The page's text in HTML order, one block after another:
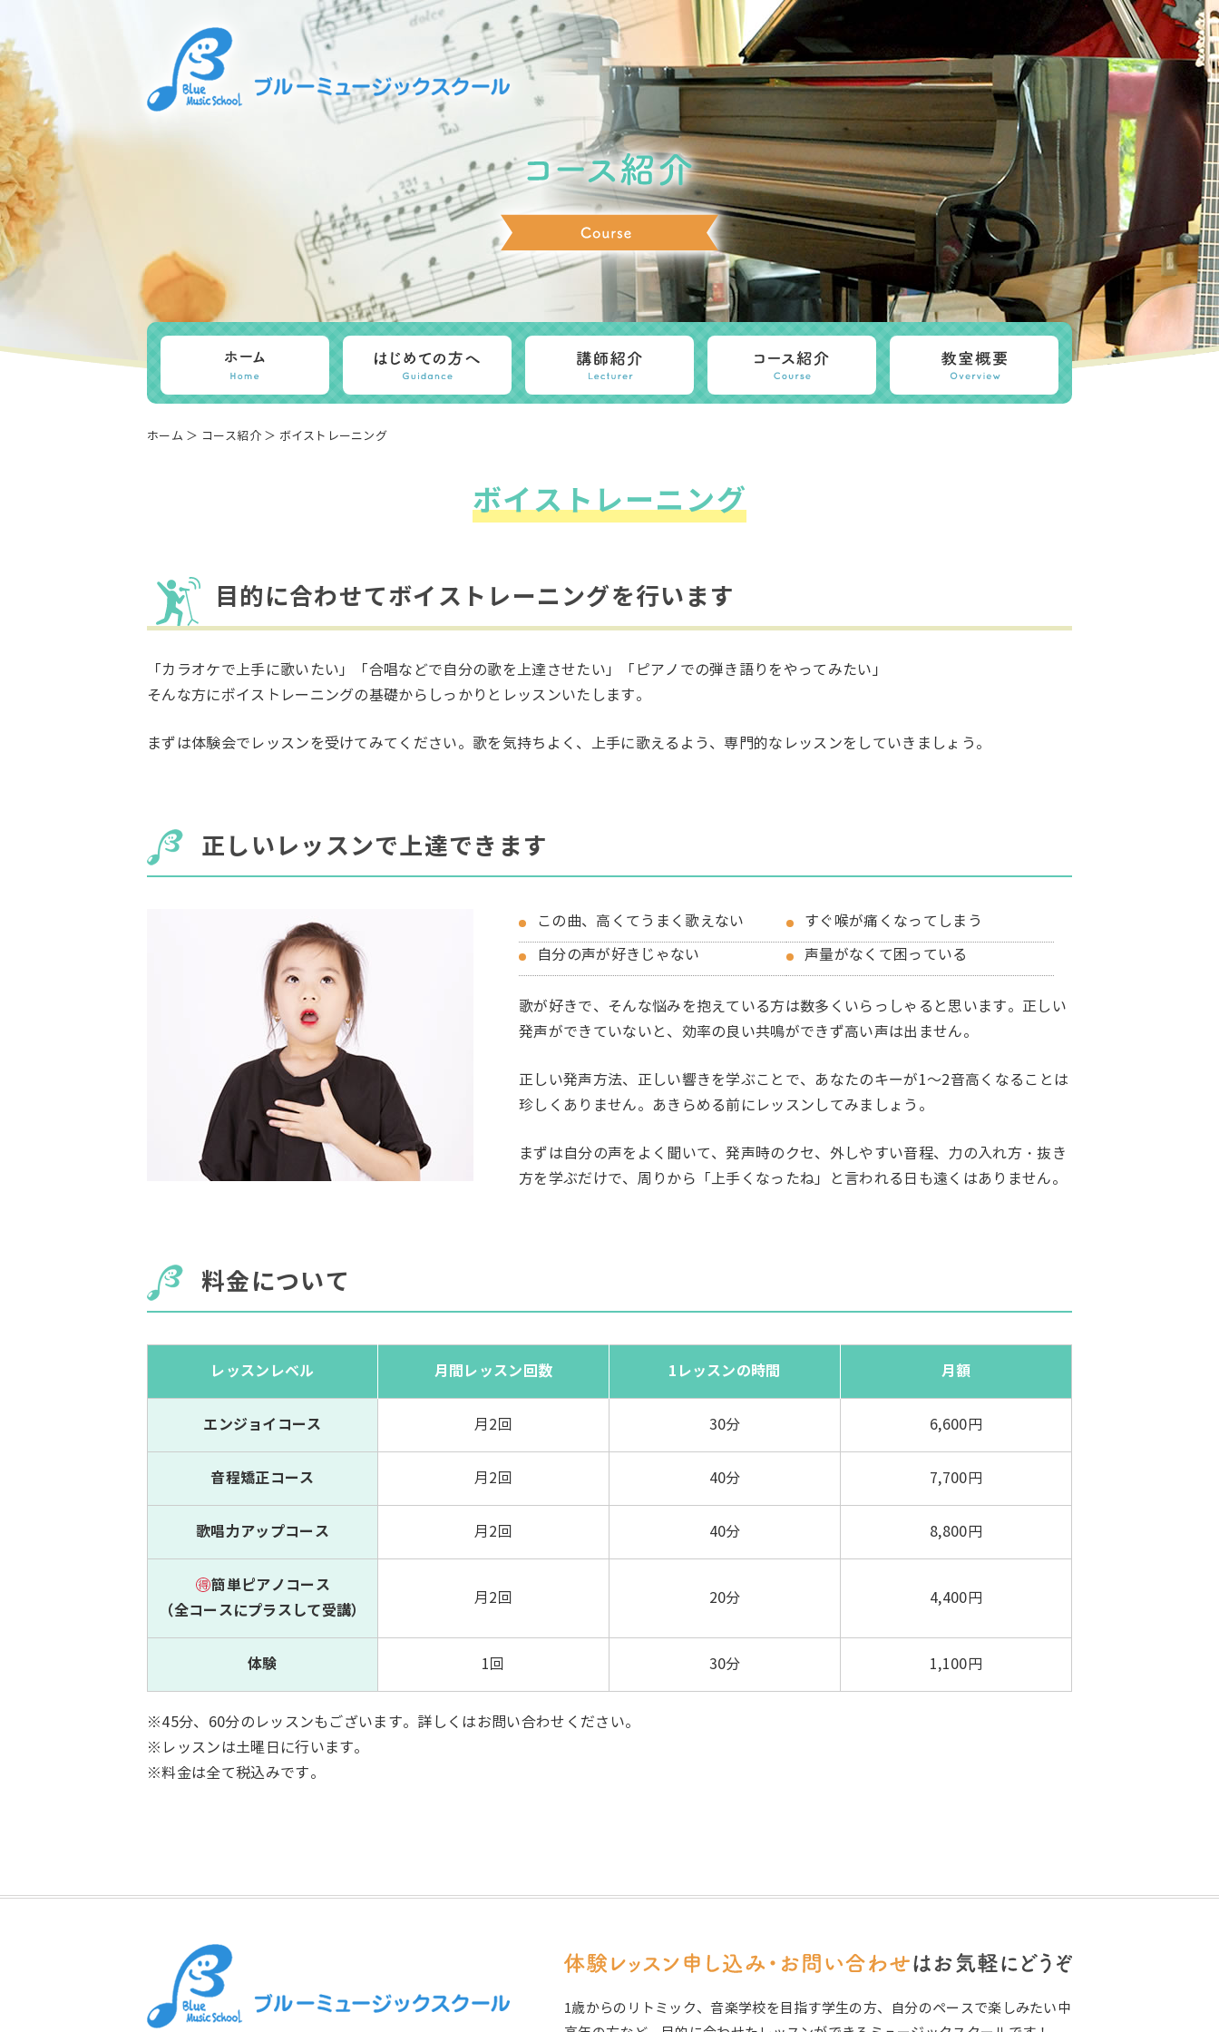
ホーム ＞ コース紹介 ＞ ボイストレーニング
ボイストレーニング
目的に合わせてボイストレーニングを行います
「カラオケで上手に歌いたい」「合唱などで自分の歌を上達させたい」「ピアノでの弾き語りをやってみたい」
そんな方にボイストレーニングの基礎からしっかりとレッスンいたします。
まずは体験会でレッスンを受けてみてください。歌を気持ちよく、上手に歌えるよう、専門的なレッスンをしていきましょう。
正しいレッスンで上達できます
この曲、高くてうまく歌えない
すぐ喉が痛くなってしまう
自分の声が好きじゃない
声量がなくて困っている
歌が好きで、そんな悩みを抱えている方は数多くいらっしゃると思います。正しい
発声ができていないと、効率の良い共鳴ができず高い声は出ません。
正しい発声方法、正しい響きを学ぶことで、あなたのキーが1～2音高くなることは
珍しくありません。あきらめる前にレッスンしてみましょう。
まずは自分の声をよく聞いて、発声時のクセ、外しやすい音程、力の入れ方・抜き
方を学ぶだけで、周りから「上手くなったね」と言われる日も遠くはありません。
料金について
レッスンレベル 月間レッスン回数 1レッスンの時間 月額
エンジョイコース 月2回 30分 6,600円
音程矯正コース 月2回 40分 7,700円
歌唱力アップコース 月2回 40分 8,800円
簡単ピアノコース
（全コースにプラスして受講）
月2回 20分 4,400円
体験 1回 30分 1,100円
※45分、60分のレッスンもございます。詳しくはお問い合わせください。
※レッスンは土曜日に行います。
※料金は全て税込みです。
1歳からのリトミック、音楽学校を目指す学生の方、自分のペースで楽しみたい中